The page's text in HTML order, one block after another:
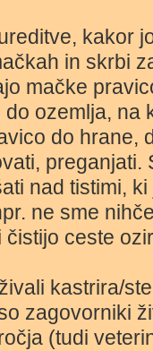
kakor
in skrbi
mačke
ozemlja, na
do hrane,
preganjati.
nad tistimi,
ne sme
čistijo ceste
kastrira/
zagovorniki
(tudi